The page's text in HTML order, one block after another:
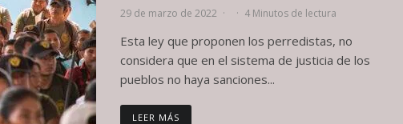
29 de marzo de 2022 · · 4 Minutos de lectura
Esta ley que proponen los perredistas, no
considera que en el sistema de justicia de los
pueblos no haya sanciones...
LEER MÁS